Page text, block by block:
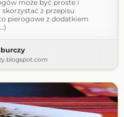
może być proste i
z przepisu
pierogowe z dodatkiem